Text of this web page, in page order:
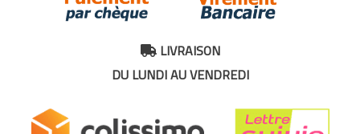
LIVRAISON
DU LUNDI AU VENDREDI